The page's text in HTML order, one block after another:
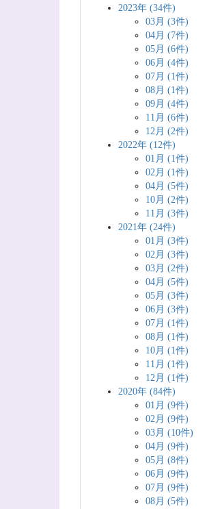
2023年 (34件)
03月 (3件)
04月 (7件)
05月 (6件)
06月 (4件)
07月 (1件)
08月 (1件)
09月 (4件)
11月 (6件)
12月 (2件)
2022年 (12件)
01月 (1件)
02月 (1件)
04月 (5件)
10月 (2件)
11月 (3件)
2021年 (24件)
01月 (3件)
02月 (3件)
03月 (2件)
04月 (5件)
05月 (3件)
06月 (3件)
07月 (1件)
08月 (1件)
10月 (1件)
11月 (1件)
12月 (1件)
2020年 (84件)
01月 (9件)
02月 (9件)
03月 (10件)
04月 (9件)
05月 (8件)
06月 (9件)
07月 (9件)
08月 (5件)